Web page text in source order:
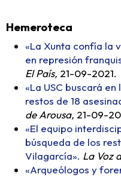
Hemeroteca
«La Xunta confía la
en represión
El País, 21-09-2021.
«La USC buscará
restos de 18
de Arousa, 21-09-
«El equipo
búsqueda de los
Vilagarcía». La Voz
«Arqueólogos y